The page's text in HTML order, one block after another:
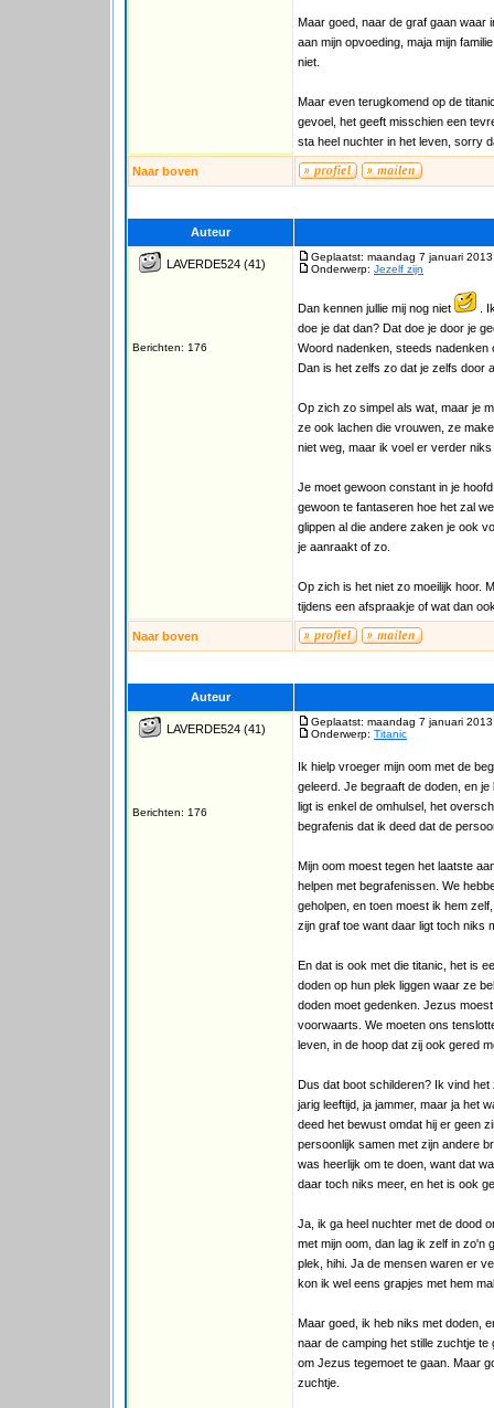
Maar goed, naar de graf gaan waar
aan mijn opvoeding, maja mijn
niet.
Maar even terugkomend op de
gevoel, het geeft misschien een
sta heel nuchter in het leven, sorry
Naar boven
Auteur
LAVERDE524 (41)
Berichten: 176
Geplaatst: maandag 7 januari
Onderwerp: Jezelf zijn
Dan kennen jullie mij nog niet
.
doe je dat dan? Dat doe je door je
Woord nadenken, steeds nadenken
Dan is het zelfs zo dat je zelfs door
Op zich zo simpel als wat, maar je
ze ook lachen die vrouwen, ze
niet weg, maar ik voel er verder
Je moet gewoon constant in je
gewoon te fantaseren hoe het zal
glippen al die andere zaken je ook
je aanraakt of zo.
Op zich is het niet zo moeilijk hoor.
tijdens een afspraakje of wat dan
Naar boven
Auteur
LAVERDE524 (41)
Berichten: 176
Geplaatst: maandag 7 januari
Onderwerp: Titanic
Ik hielp vroeger mijn oom met de
geleerd. Je begraaft de doden, en
ligt is enkel de omhulsel, het
begrafenis dat ik deed dat de
Mijn oom moest tegen het laatste
helpen met begrafenissen. We
geholpen, en toen moest ik hem
zijn graf toe want daar ligt toch niks
En dat is ook met die titanic, het is
doden op hun plek liggen waar ze
doden moet gedenken. Jezus
voorwaarts. We moeten ons
leven, in de hoop dat zij ook gered
Dus dat boot schilderen? Ik vind
jarig leeftijd, ja jammer, maar ja het
deed het bewust omdat hij er geen
persoonlijk samen met zijn andere
was heerlijk om te doen, want dat
daar toch niks meer, en het is ook
Ja, ik ga heel nuchter met de dood
met mijn oom, dan lag ik zelf in zo'n
plek, hihi. Ja de mensen waren er
kon ik wel eens grapjes met hem
Maar goed, ik heb niks met doden,
naar de camping het stille zuchtje
om Jezus tegemoet te gaan. Maar
zuchtje.